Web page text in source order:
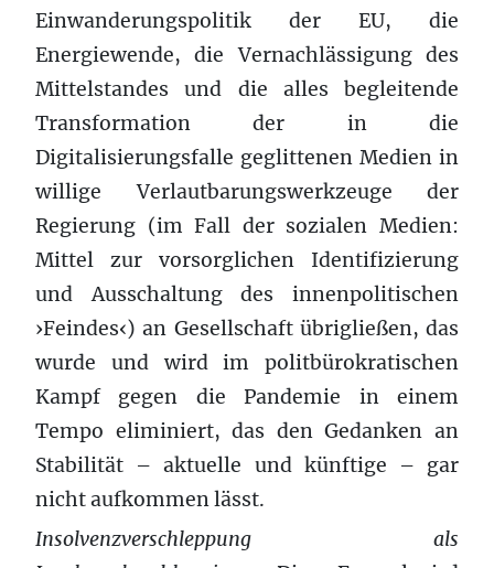
Einwanderungspolitik der EU, die
Energiewende, die Vernachlässigung des
Mittelstandes und die alles begleitende
Transformation der in die
Digitalisierungsfalle geglittenen Medien in
willige Verlautbarungswerkzeuge der
Regierung (im Fall der sozialen Medien:
Mittel zur vorsorglichen Identifizierung
und Ausschaltung des innenpolitischen
›Feindes‹) an Gesellschaft übrigließen, das
wurde und wird im politbürokratischen
Kampf gegen die Pandemie in einem
Tempo eliminiert, das den Gedanken an
Stabilität – aktuelle und künftige – gar
nicht aufkommen lässt.
Insolvenzverschleppung als